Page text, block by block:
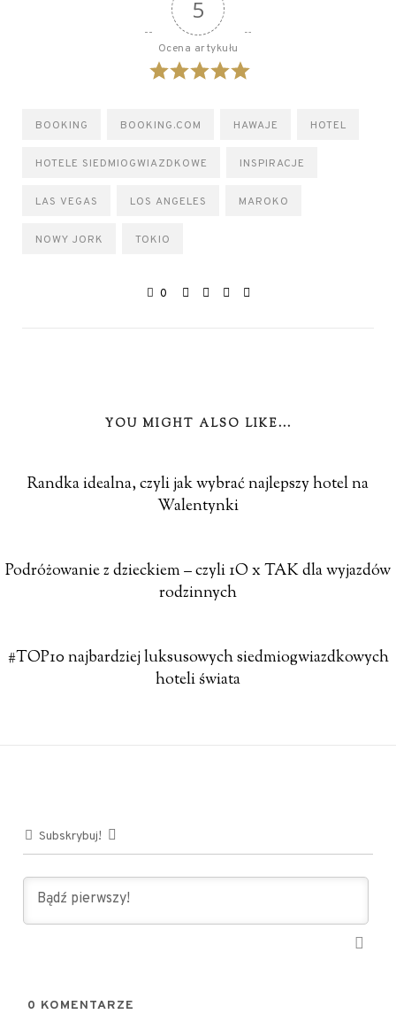
5
Ocena artykułu
BOOKING BOOKING.COM HAWAJE HOTEL
HOTELE SIEDMIOGWIAZDKOWE INSPIRACJE
LAS VEGAS LOS ANGELES MAROKO
NOWY JORK TOKIO
0
YOU MIGHT ALSO LIKE...
Randka idealna, czyli jak wybrać najlepszy hotel na
Walentynki
Podróżowanie z dzieckiem – czyli 1O x TAK dla wyjazdów
rodzinnych
#TOP10 najbardziej luksusowych siedmiogwiazdkowych
hoteli świata
Subskrybuj!
0 KOMENTARZE